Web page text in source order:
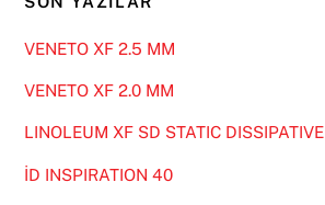
VENETO XF 2.5 MM
VENETO XF 2.0 MM
LINOLEUM XF SD STATIC DISSIPATIVE
İD INSPIRATION 40